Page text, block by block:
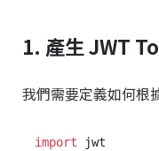
1. 產生 JWT
我們需要定義如何根
import